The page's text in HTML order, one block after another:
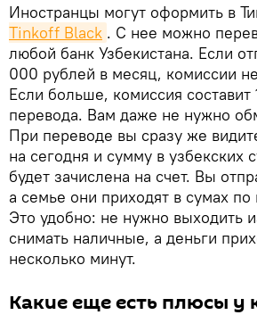
Иностранцы могут оформить в
Tinkoff Black . С нее можно
любой банк Узбекистана. Если
000 рублей в месяц, комиссии
Если больше, комиссия
перевода. Вам даже не нужно
При переводе вы сразу же
на сегодня и сумму в узбекских
будет зачислена на счет. Вы
а семье они приходят в сумах
Это удобно: не нужно выходить
снимать наличные, а деньги
несколько минут.
Какие еще есть плюсы у